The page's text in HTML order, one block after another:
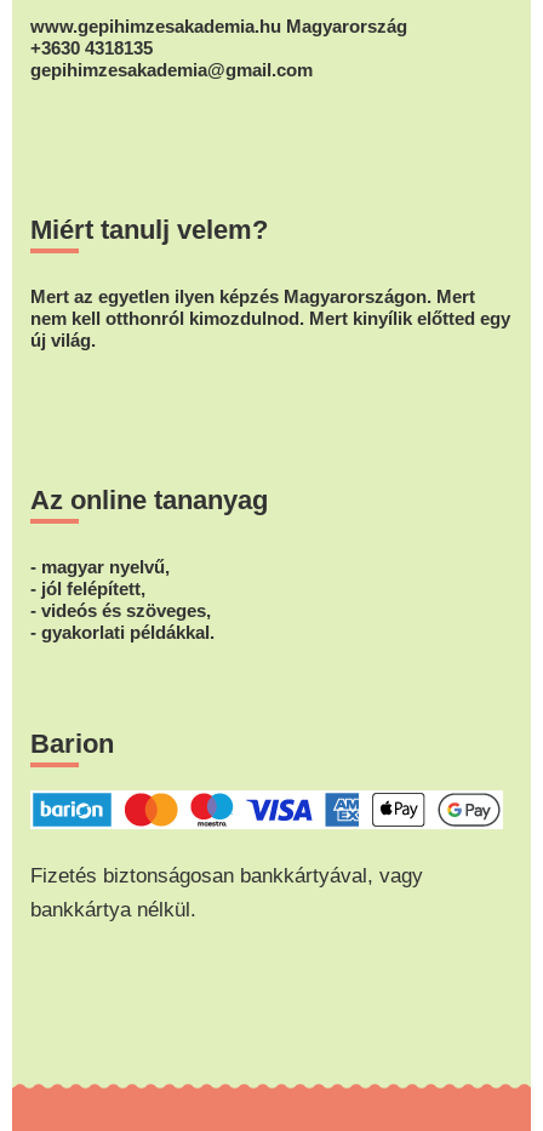
www.gepihimzesakademia.hu Magyarország
+3630 4318135
gepihimzesakademia@gmail.com
Miért tanulj velem?
Mert az egyetlen ilyen képzés Magyarországon. Mert
nem kell otthonról kimozdulnod. Mert kinyílik előtted egy
új világ.
Az online tananyag
- magyar nyelvű,
- jól felépített,
- videós és szöveges,
- gyakorlati példákkal.
Barion
Fizetés biztonságosan bankkártyával, vagy
bankkártya nélkül.